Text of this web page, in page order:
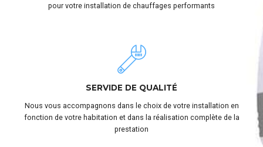
pour votre installation de chauffages performants
SERVIDE DE QUALITÉ
Nous vous accompagnons dans le choix de votre installation en
fonction de votre habitation et dans la réalisation complète de la
prestation